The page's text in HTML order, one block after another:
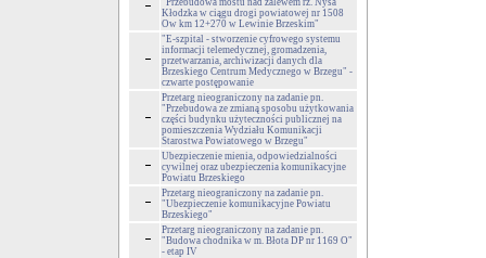
"Przebudowa mostu nad zalewem rz. Nysa
Kłodzka w ciągu drogi powiatowej nr 1508
Ow km 12+270 w Lewinie Brzeskim"
"E-szpital - stworzenie cyfrowego systemu
informacji telemedycznej, gromadzenia,
przetwarzania, archiwizacji danych dla
Brzeskiego Centrum Medycznego w Brzegu" -
czwarte postępowanie
Przetarg nieograniczony na zadanie pn.
"Przebudowa ze zmianą sposobu użytkowania
części budynku użyteczności publicznej na
pomieszczenia Wydziału Komunikacji
Starostwa Powiatowego w Brzegu"
Ubezpieczenie mienia, odpowiedzialności
cywilnej oraz ubezpieczenia komunikacyjne
Powiatu Brzeskiego
Przetarg nieograniczony na zadanie pn.
"Ubezpieczenie komunikacyjne Powiatu
Brzeskiego"
Przetarg nieograniczony na zadanie pn.
"Budowa chodnika w m. Błota DP nr 1169 O"
- etap IV